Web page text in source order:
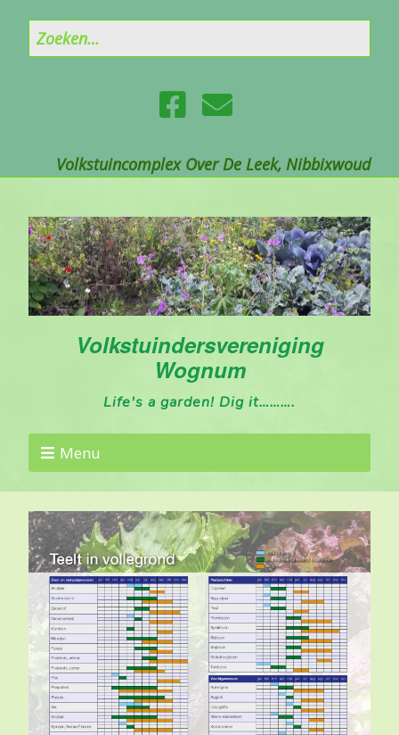
Volkstuincomplex Over De Leek, Nibbixwoud
Volkstuindersvereniging
Wognum
Life's a garden! Dig it……….
Menu